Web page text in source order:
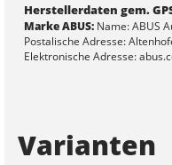
Herstellerdaten gem.
Marke ABUS:Name: ABUS
Postalische Adresse:
Elektronische Adresse:
Varianten